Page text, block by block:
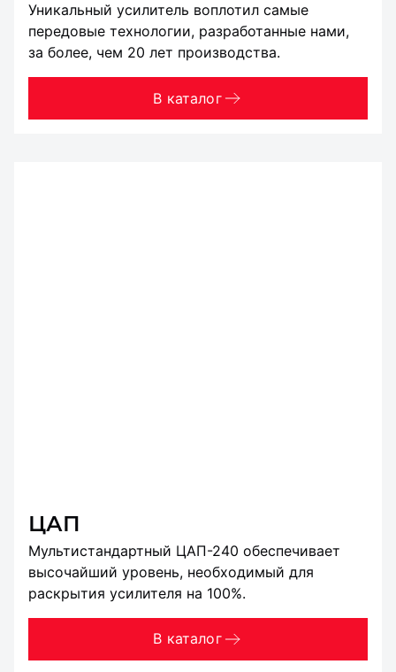
Уникальный усилитель воплотил самые
передовые технологии, разработанные нами,
за более, чем 20 лет производства.
В каталог
ЦАП
Мультистандартный ЦАП-240 обеспечивает
высочайший уровень, необходимый для
раскрытия усилителя на 100%.
В каталог